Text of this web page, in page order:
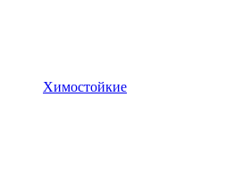
Химостойкие